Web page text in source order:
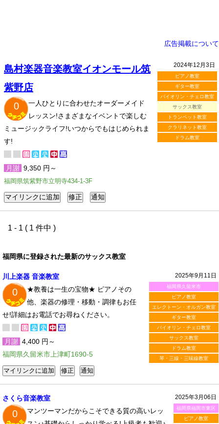
広告掲載について
2024年12月3日
ピアノ教室
ギター教室
バイオリン・チェロ教室
サックス教室
トランペット教室
クラリネット教室
ドラム教室
島村楽器音楽教室イオンモール筑
紫野店
0
一人ひとりに合わせたオーダーメイド
レッスン!さまざまなイベントで楽しむ
ミュージックライフ!いつからでもはじめられま
す!
月謝 9,350 円～
福岡県筑紫野市立明寺434-1-3F
1 - 1 ( 1 件中 )
福岡県に登録された最新のサックス教室
2025年9月11日
福岡県久留米市
ピアノ教室
エレクトーン・オルガン教室
ギター教室
バイオリン・チェロ教室
サックス教室
ドラム教室
琴・三線・三味線教室
川上楽器 音楽教室
0
★教養は一生の宝物★ ピアノその
他、楽器の修理・移動・調律もお任
せ!詳細はお電話でお尋ねください。
月謝 4,400 円～
福岡県久留米市上津町1690-5
2025年3月06日
福岡県福岡市東区
ピアノ教室
さくら音楽教室
0
マンツーマンだからこそできる質の高いレッ